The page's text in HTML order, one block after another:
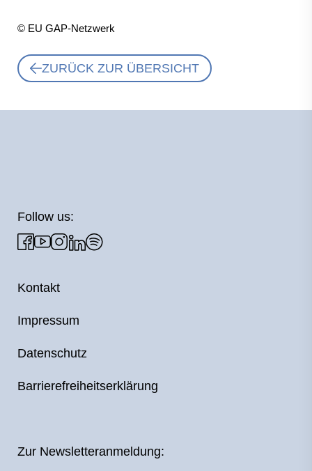
© EU GAP-Netzwerk
ZURÜCK ZUR ÜBERSICHT
Follow us:
Kontakt
Impressum
Datenschutz
Barrierefreiheitserklärung
Zur Newsletteranmeldung: